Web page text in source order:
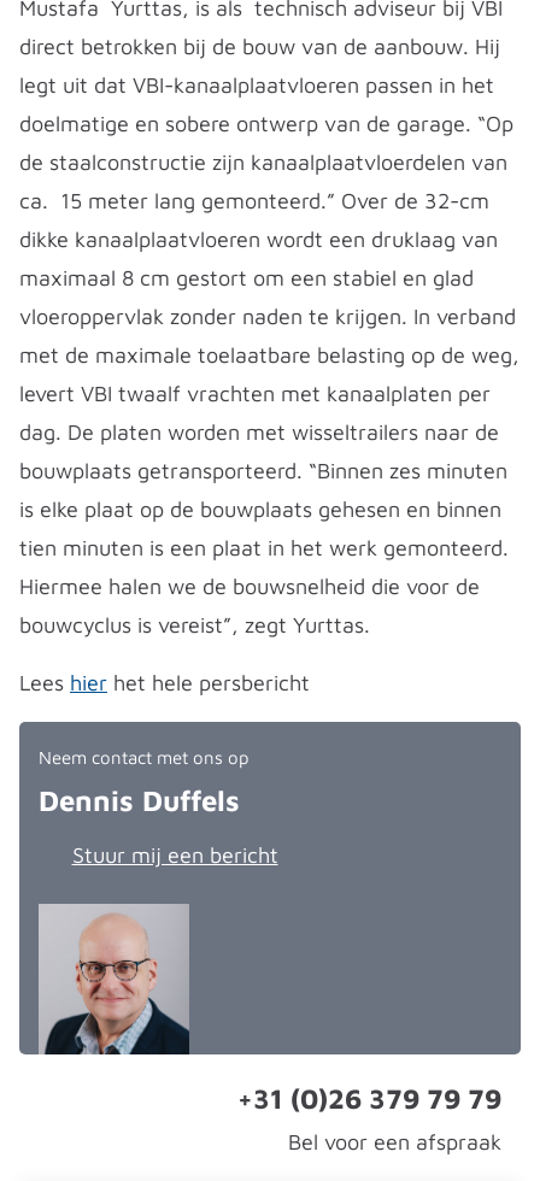
Mustafa Yurttas, is als technisch adviseur bij VBI
direct betrokken bij de bouw van de aanbouw. Hij
legt uit dat VBI-kanaalplaatvloeren passen in het
doelmatige en sobere ontwerp van de garage. “Op
de staalconstructie zijn kanaalplaatvloerdelen van
ca. 15 meter lang gemonteerd.” Over de 32-cm
dikke kanaalplaatvloeren wordt een druklaag van
maximaal 8 cm gestort om een stabiel en glad
vloeroppervlak zonder naden te krijgen. In verband
met de maximale toelaatbare belasting op de weg,
levert VBI twaalf vrachten met kanaalplaten per
dag. De platen worden met wisseltrailers naar de
bouwplaats getransporteerd. “Binnen zes minuten
is elke plaat op de bouwplaats gehesen en binnen
tien minuten is een plaat in het werk gemonteerd.
Hiermee halen we de bouwsnelheid die voor de
bouwcyclus is vereist”, zegt Yurttas.
Lees hier het hele persbericht
Neem contact met ons op
Dennis Duffels
Stuur mij een bericht
+31 (0)26 379 79 79
Bel voor een afspraak